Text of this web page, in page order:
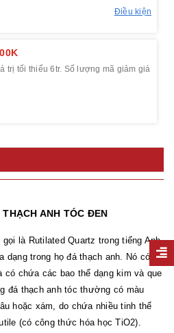
Điều kiện
trị tối thiểu 6tr. Số lượng mã giảm giá
ANH TÓC ĐEN
là Rutilated Quartz trong tiếng Anh,
dạng trong họ đá thạch anh. Nó có
có chứa các bao thể dạng kim và que
đá thạch anh tóc thường có màu
hoặc xám, do chứa nhiều tinh thể
(có công thức hóa học TiO2).